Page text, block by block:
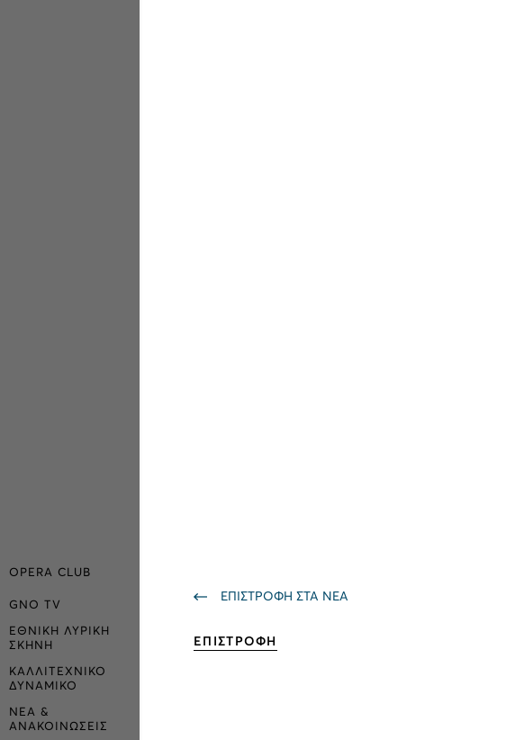
OPERA CLUB
GNO TV
ΕΘΝΙΚΗ ΛΥΡΙΚΗ
ΣΚΗΝΗ
ΚΑΛΛΙΤΕΧΝΙΚΟ
ΔΥΝΑΜΙΚΟ
ΝΕΑ &
ΑΝΑΚΟΙΝΩΣΕΙΣ
ΕΠΙΣΤΡΟΦΗ ΣΤΑ ΝΕΑ
ΕΠΙΣΤΡΟΦΗ